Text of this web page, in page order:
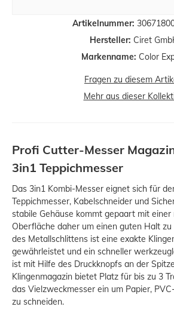
Artikelnummer:
Hersteller: Ciret
Markenname: Color
Fragen zu diesem
Mehr aus dieser
Profi Cutter-Messer
3in1 Teppichmesser
Das 3in1 Kombi-Messer eignet sich für
Teppichmesser, Kabelschneider und
stabile Gehäuse kommt gepaart mit
Oberfläche daher um einen guten Halt zu
des Metallschlittens ist eine exakte
gewährleistet und ein schneller
ist mit Hilfe des Druckknopfs an der
Klingenmagazin bietet Platz für bis zu 3
das Vielzweckmesser ein um Papier,
zu schneiden.